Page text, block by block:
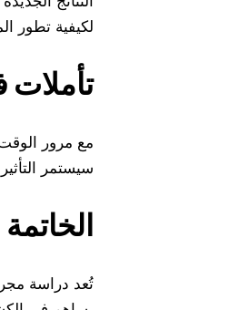
لكيفية تطور
مع مرور
سيستمر
الخاتمة
تُعد دراسة